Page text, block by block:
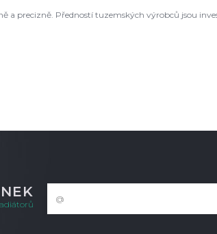
a precizně. Předností tuzemských výrobců jsou